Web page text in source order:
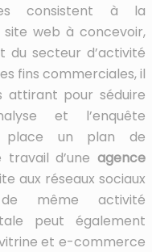
consistent à la
web à concevoir,
du secteur d’activité
fins commerciales, il
attirant pour séduire
et l’enquête
place un plan de
d’une agence
aux réseaux sociaux
même activité
peut également
et e-commerce